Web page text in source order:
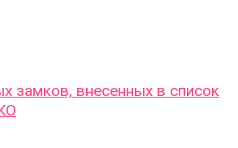
замков, внесенных в список